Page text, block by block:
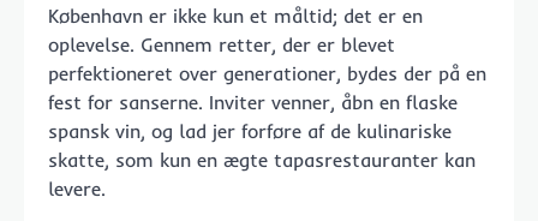
København er ikke kun et måltid; det er en
oplevelse. Gennem retter, der er blevet
perfektioneret over generationer, bydes der på en
fest for sanserne. Inviter venner, åbn en flaske
spansk vin, og lad jer forføre af de kulinariske
skatte, som kun en ægte tapasrestauranter kan
levere.